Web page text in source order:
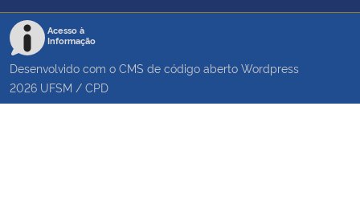
Acesso à
Informação
Desenvolvido com o CMS de código aberto Wordpress
2026 UFSM / CPD